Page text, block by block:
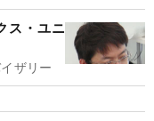
ス・ユニ
ザリー